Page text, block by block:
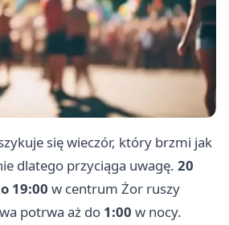
się wieczór, który brzmi jak
dlatego przyciąga uwagę. 20
o 19:00 w centrum Żor ruszy
potrwa aż do 1:00 w nocy.